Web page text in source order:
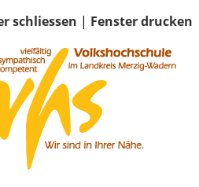
schliessen | Fenster drucken